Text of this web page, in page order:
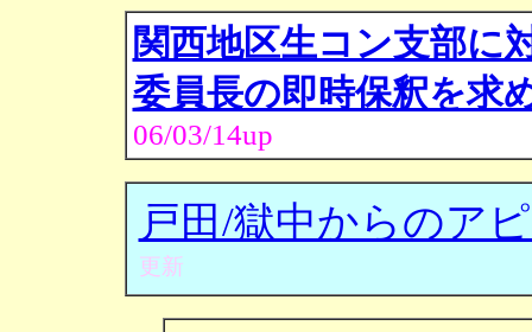
関西地区生コン支部に
委員長の即時保釈を求
06/03/14up
戸田/獄中からのア
更新